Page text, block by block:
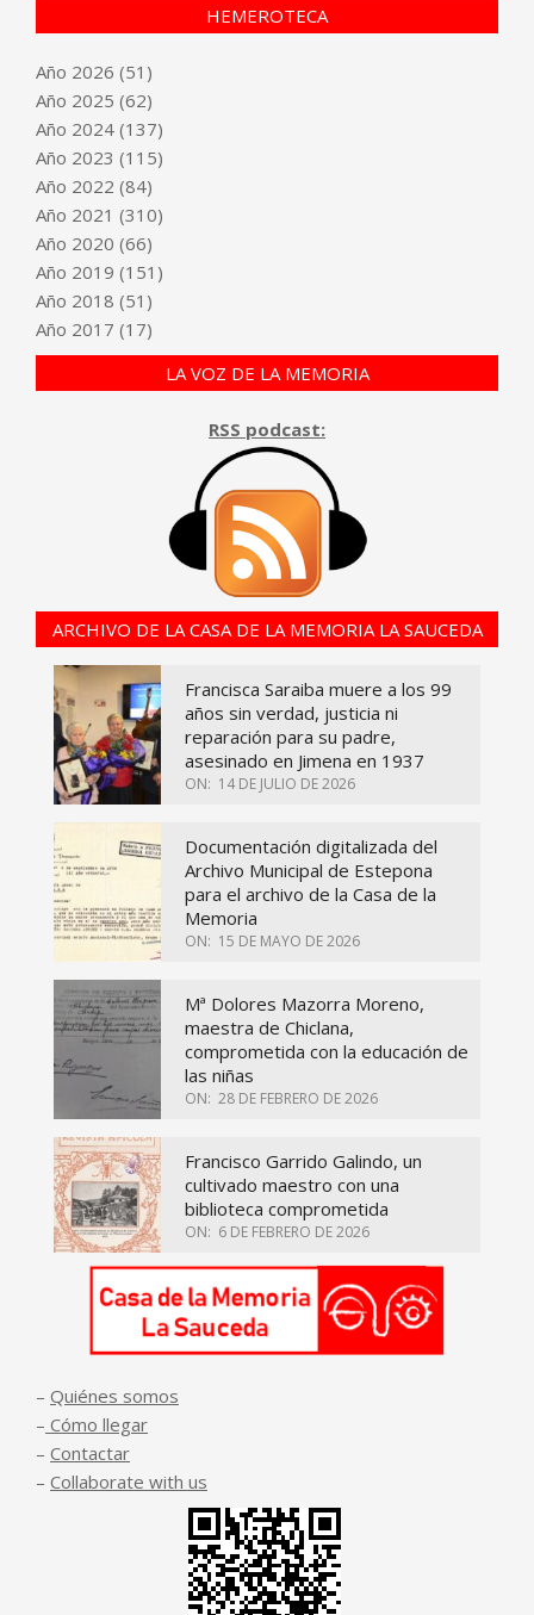
HEMEROTECA
Año 2026 (51)
Año 2025 (62)
Año 2024 (137)
Año 2023 (115)
Año 2022 (84)
Año 2021 (310)
Año 2020 (66)
Año 2019 (151)
Año 2018 (51)
Año 2017 (17)
LA VOZ DE LA MEMORIA
RSS podcast:
ARCHIVO DE LA CASA DE LA MEMORIA LA SAUCEDA
Francisca Saraiba muere a los 99
años sin verdad, justicia ni
reparación para su padre,
asesinado en Jimena en 1937
ON: 14 DE JULIO DE 2026
Documentación digitalizada del
Archivo Municipal de Estepona
para el archivo de la Casa de la
Memoria
ON: 15 DE MAYO DE 2026
Mª Dolores Mazorra Moreno,
maestra de Chiclana,
comprometida con la educación de
las niñas
ON: 28 DE FEBRERO DE 2026
Francisco Garrido Galindo, un
cultivado maestro con una
biblioteca comprometida
ON: 6 DE FEBRERO DE 2026
– Quiénes somos
– Cómo llegar
– Contactar
– Collaborate with us